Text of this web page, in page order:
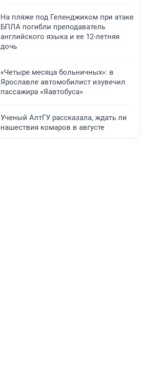
На пляже под Геленджиком при атаке
БПЛА погибли преподаватель
английского языка и ее 12-летняя
дочь
«Четыре месяца больничных»: в
Ярославле автомобилист изувечил
пассажира «Яавтобуса»
Ученый АлтГУ рассказала, ждать ли
нашествия комаров в августе